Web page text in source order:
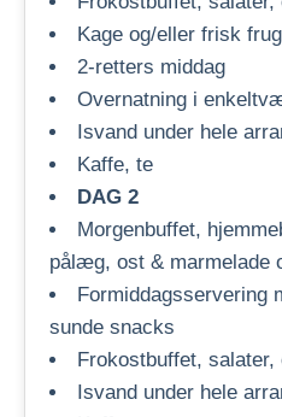
Kage og/eller frisk
2-retters middag
Overnatning i
Isvand under hele
Kaffe, te
DAG 2
Morgenbuffet,
pålæg, ost & marmelade
Formiddagsservering
sunde snacks
Frokostbuffet,
Isvand under hele